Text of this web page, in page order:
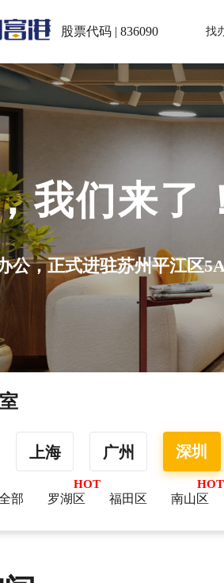
股票代码 | 836090 找
我们来了！
，正式进驻苏州平江区5A
上海 广州 深圳
部 罗湖区 福田区 南山区